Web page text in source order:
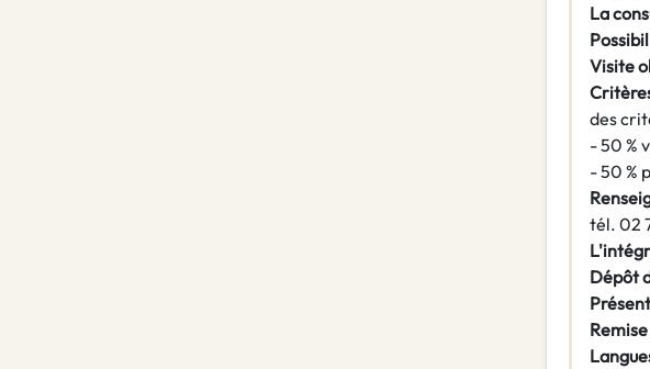
La
Visite
des
- 50 %
- 50 %
tél. 02
Dépôt